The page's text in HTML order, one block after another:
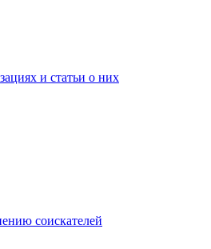
и статьи о них
соискателей